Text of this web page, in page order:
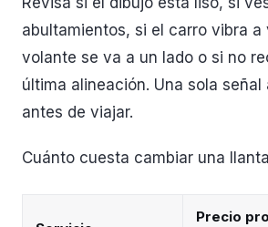
abultamientos, si el carro vibra a
volante se va a un lado o si no
última alineación. Una sola
antes de viajar.
Cuánto cuesta cambiar una
Precio